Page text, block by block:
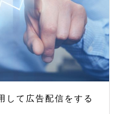
て広告配信をする